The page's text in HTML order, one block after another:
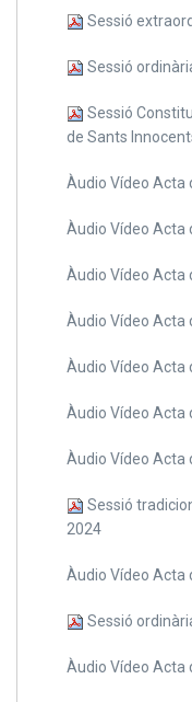
Sessió
Sessió
Sessió
de Sants
Àudio Vídeo Acta
Àudio Vídeo Acta
Àudio Vídeo Acta
Àudio Vídeo Acta
Àudio Vídeo Acta
Àudio Vídeo Acta
Àudio Vídeo Acta
Sessió
2024
Àudio Vídeo Acta
Sessió
Àudio Vídeo Acta